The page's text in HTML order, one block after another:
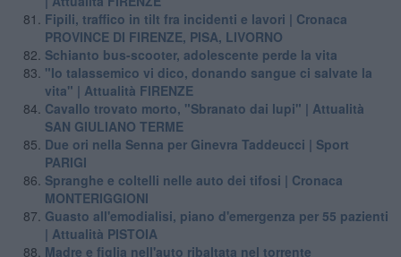
Fipili, traffico in tilt fra incidenti e lavori | Cronaca
PROVINCE DI FIRENZE, PISA, LIVORNO
Schianto bus-scooter, adolescente perde la vita
"Io talassemico vi dico, donando sangue ci salvate la
vita" | Attualità FIRENZE
Cavallo trovato morto, "Sbranato dai lupi" | Attualità
SAN GIULIANO TERME
Due ori nella Senna per Ginevra Taddeucci | Sport
PARIGI
Spranghe e coltelli nelle auto dei tifosi | Cronaca
MONTERIGGIONI
Guasto all'emodialisi, piano d'emergenza per 55 pazienti
| Attualità PISTOIA
Madre e figlia nell'auto ribaltata nel torrente